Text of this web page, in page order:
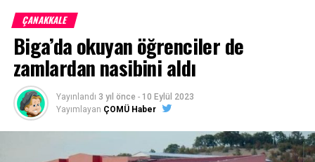
ÇANAKKALE
Biga’da okuyan öğrenciler de
zamlardan nasibini aldı
Yayınlandı 3 yıl önce - 10 Eylül 2023
Yayımlayan ÇOMÜ Haber